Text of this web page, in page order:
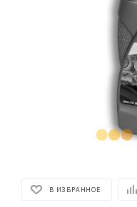
В ИЗБРАННОЕ